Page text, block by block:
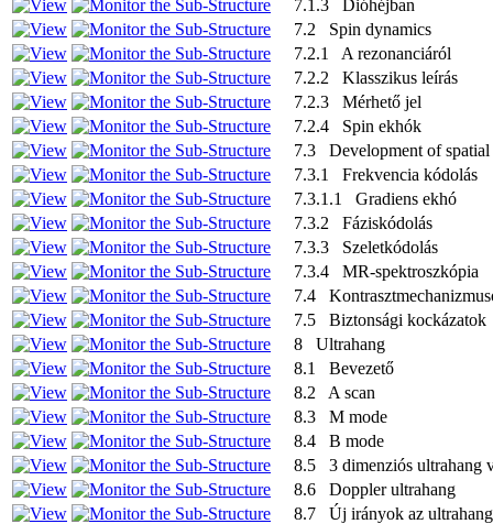
7.1.3 Dióhéjban
7.2 Spin dynamics
7.2.1 A rezonanciáról
7.2.2 Klasszikus leírás
7.2.3 Mérhető jel
7.2.4 Spin ekhók
7.3 Development of spatial
7.3.1 Frekvencia kódolás
7.3.1.1 Gradiens ekhó
7.3.2 Fáziskódolás
7.3.3 Szeletkódolás
7.3.4 MR-spektroszkópia
7.4
7.5 Biztonsági kockázatok
8 Ultrahang
8.1 Bevezető
8.2 A scan
8.3 M mode
8.4 B mode
8.5 3 dimenziós ultrahang
8.6 Doppler ultrahang
8.7 Új irányok az